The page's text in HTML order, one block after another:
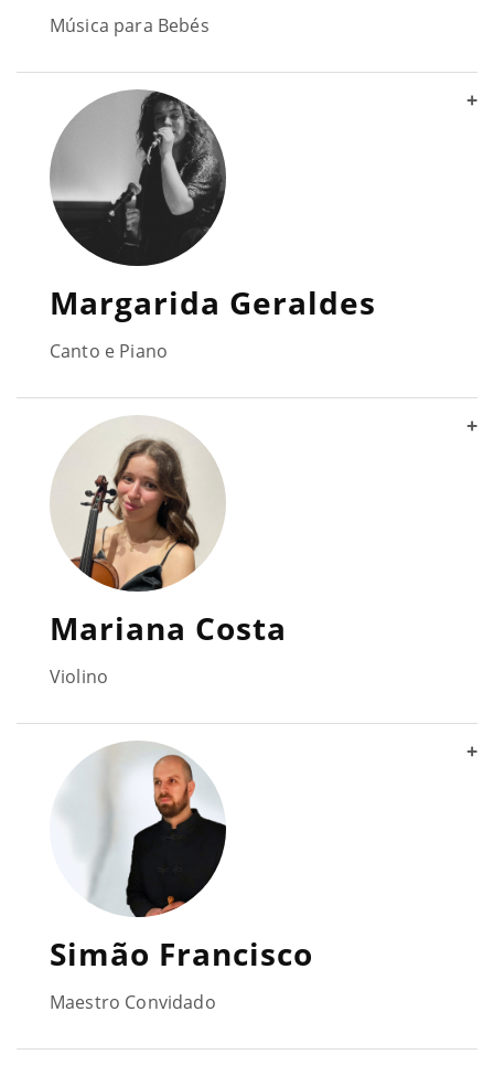
Música para Bebés
+
Margarida Geraldes
Canto e Piano
+
Mariana Costa
Violino
+
Simão Francisco
Maestro Convidado